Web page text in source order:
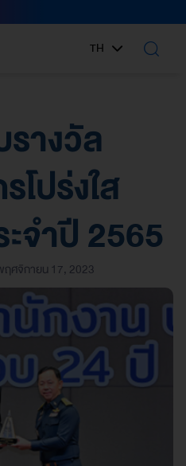
TH
EN
างวัล
โปร่งใส
จำปี 2565
ศจิกายน 17, 2023